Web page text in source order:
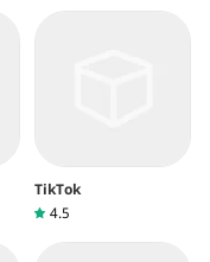
TikTok
4.5